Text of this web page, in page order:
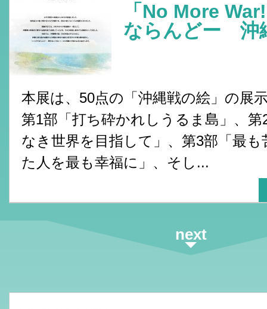
「No More
ならんどー 沖
本展は、50点の「沖縄戦の絵」の展
第1部「打ち砕かれしうるま島」、第
なき世界を目指して」、第3部「最
た人を最も幸福に」、そし...
next